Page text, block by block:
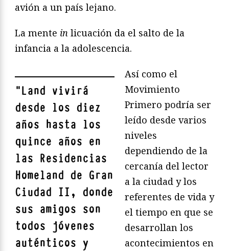
avión a un país lejano.
La mente in licuación da el salto de la
infancia a la adolescencia.
"Land vivirá
desde los diez
años hasta los
quince años en
las Residencias
Homeland de Gran
Ciudad II, donde
sus amigos son
todos jóvenes
auténticos y
Así como el
Movimiento
Primero podría ser
leído desde varios
niveles
dependiendo de la
cercanía del lector
a la ciudad y los
referentes de vida y
el tiempo en que se
desarrollan los
acontecimientos en